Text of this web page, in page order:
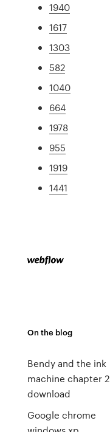
1940
1617
1303
582
1040
664
1978
955
1919
1441
On the blog
Bendy and the ink
machine chapter 2
download
Google chrome